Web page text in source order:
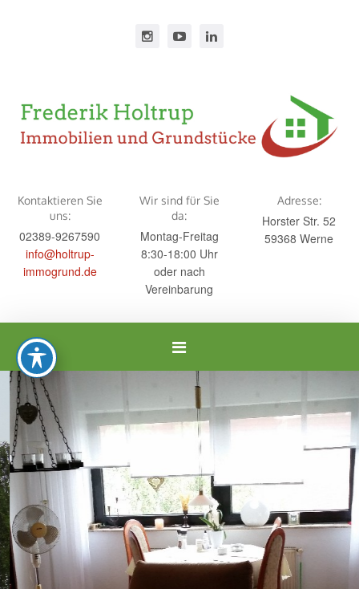
Kontaktieren Sie
uns:
02389-9267590
info@holtrup-
immogrund.de
Wir sind für Sie
da:
Montag-Freitag
8:30-18:00 Uhr
oder nach
Vereinbarung
Adresse:
Horster Str. 52
59368 Werne
Navigation
umschalten